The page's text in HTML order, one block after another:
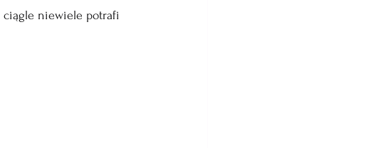
ciągle niewiele potrafi